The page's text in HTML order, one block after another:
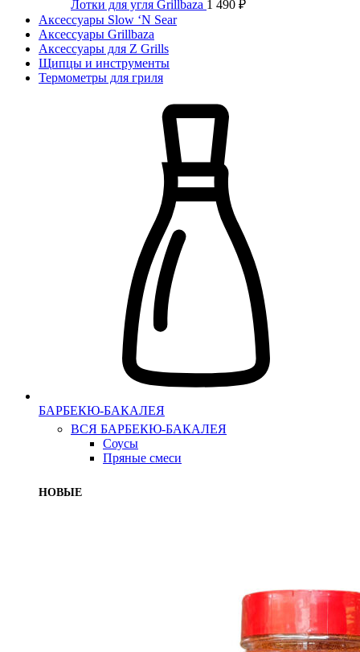
Лотки для угля Grillbaza 1 490 ₽
Аксессуары Slow ‘N Sear
Аксессуары Grillbaza
Аксессуары для Z Grills
Щипцы и инструменты
Термометры для гриля
БАРБЕКЮ-БАКАЛЕЯ
ВСЯ БАРБЕКЮ-БАКАЛЕЯ
Соусы
Пряные смеси
НОВЫЕ